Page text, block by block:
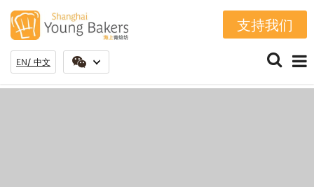
支持我们
EN 中文